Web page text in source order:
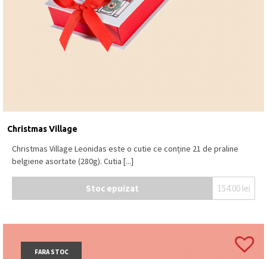
Christmas Village
Christmas Village Leonidas este o cutie ce conține 21 de praline
belgiene asortate (280g). Cutia [...]
Stoc epuizat 154.00 lei
FARA STOC